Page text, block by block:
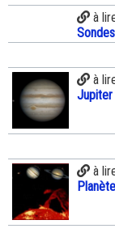
à
à
Jupiter
à
Planète